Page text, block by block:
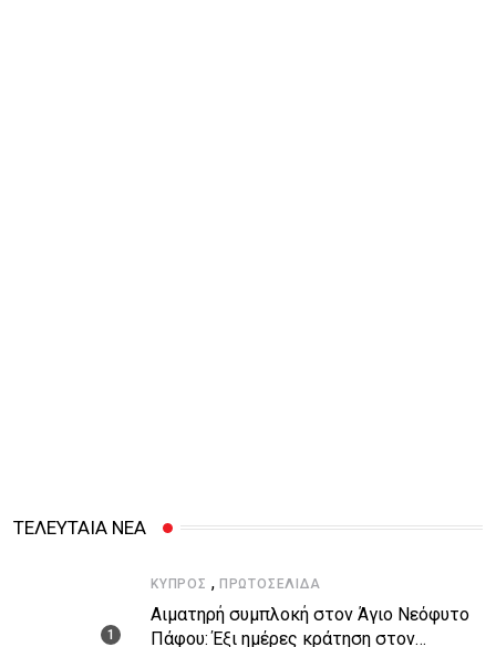
ΤΕΛΕΥΤΑΙΑ ΝΕΑ
ΚΎΠΡΟΣ , ΠΡΩΤΟΣΈΛΙΔΑ
Αιματηρή συμπλοκή στον Άγιο Νεόφυτο
Πάφου: Έξι ημέρες κράτηση στον